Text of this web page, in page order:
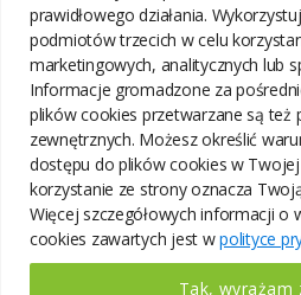
prawidłowego działania.
podmiotów trzecich w celu
marketingowych, analitycznych lub
Informacje gromadzone za
plików cookies przetwarzane są też
zewnętrznych. Możesz określić
dostępu do plików cookies w
korzystanie ze strony oznacza
Więcej szczegółowych informacji o
cookies zawartych jest wpolityce
Tak, wyrażam